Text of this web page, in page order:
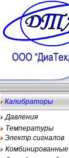
Калибраторы
Давления
Температуры
Электр.сигналов
Комбинированные